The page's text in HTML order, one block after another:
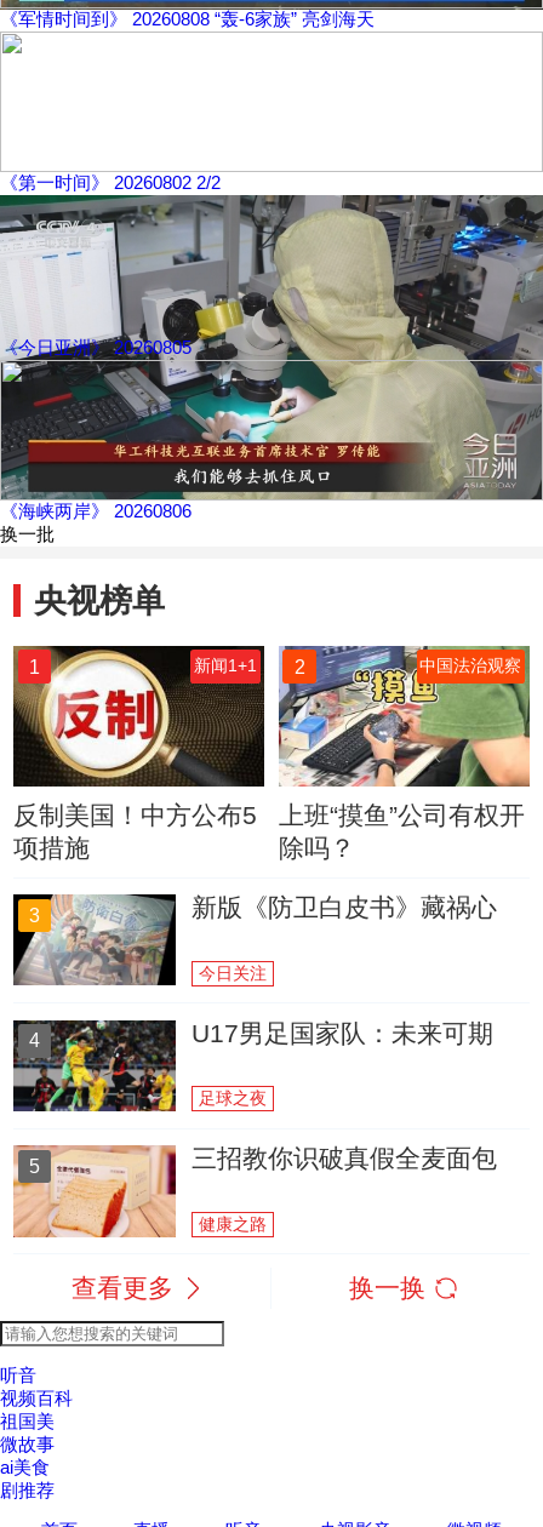
《军情时间到》 20260808 “轰-6家族” 亮剑海天
《第一时间》 20260802 2/2
《今日亚洲》 20260805
《海峡两岸》 20260806
换一批
央视榜单
1 新闻1+1
反制美国！中方公布5
项措施
2 中国法治观察
上班“摸鱼”公司有权开
除吗？
3 新版《防卫白皮书》藏祸心
今日关注
4 U17男足国家队：未来可期
足球之夜
5 三招教你识破真假全麦面包
健康之路
查看更多 换一换
听音
视频百科
祖国美
微故事
ai美食
剧推荐